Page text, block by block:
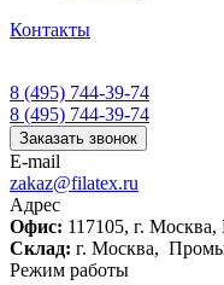
Контакты
8 (495) 744-39-74
8 (495) 744-39-74
Заказать звонок
E-mail
zakaz@filatex.ru
Адрес
Офис: 117105, г.
Склад: г. Москва,
Режим работы